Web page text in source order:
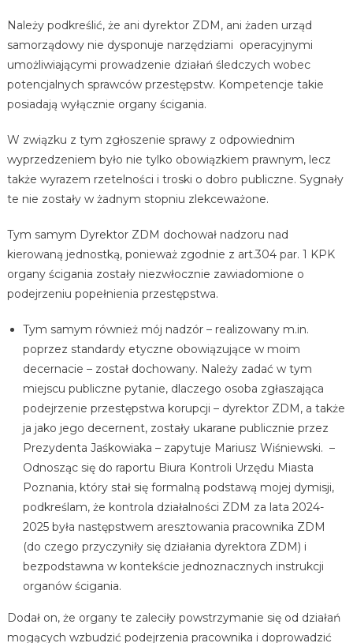
Należy podkreślić, że ani dyrektor ZDM, ani żaden urząd
samorządowy nie dysponuje narzędziami operacyjnymi
umożliwiającymi prowadzenie działań śledczych wobec
potencjalnych sprawców przestępstw. Kompetencje takie
posiadają wyłącznie organy ścigania.
W związku z tym zgłoszenie sprawy z odpowiednim
wyprzedzeniem było nie tylko obowiązkiem prawnym, lecz
także wyrazem rzetelności i troski o dobro publiczne. Sygnały
te nie zostały w żadnym stopniu zlekceważone.
Tym samym Dyrektor ZDM dochował nadzoru nad
kierowaną jednostką, ponieważ zgodnie z art.304 par. 1 KPK
organy ścigania zostały niezwłocznie zawiadomione o
podejrzeniu popełnienia przestępstwa.
Tym samym również mój nadzór – realizowany m.in.
poprzez standardy etyczne obowiązujące w moim
decernacie – został dochowany. Należy zadać w tym
miejscu publiczne pytanie, dlaczego osoba zgłaszająca
podejrzenie przestępstwa korupcji – dyrektor ZDM, a także
ja jako jego decernent, zostały ukarane publicznie przez
Prezydenta Jaśkowiaka – zapytuje Mariusz Wiśniewski. –
Odnosząc się do raportu Biura Kontroli Urzędu Miasta
Poznania, który stał się formalną podstawą mojej dymisji,
podkreślam, że kontrola działalności ZDM za lata 2024-
2025 była następstwem aresztowania pracownika ZDM
(do czego przyczyniły się działania dyrektora ZDM) i
bezpodstawna w kontekście jednoznacznych instrukcji
organów ścigania.
Dodał on, że organy te zaleciły powstrzymanie się od działań
mogących wzbudzić podejrzenia pracownika i doprowadzić